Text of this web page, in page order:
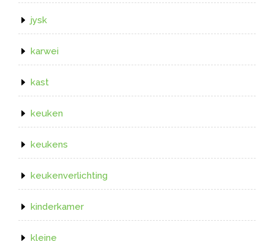
jysk
karwei
kast
keuken
keukens
keukenverlichting
kinderkamer
kleine